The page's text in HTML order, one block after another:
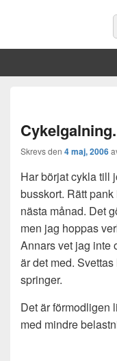
Cykelgalning.
Skrevs den 4 maj, 2006
Har börjat cykla till
busskort. Rätt
nästa månad. Det
men jag hoppas
Annars vet jag inte
är det med.
springer.
Det är förmodligen
med mindre